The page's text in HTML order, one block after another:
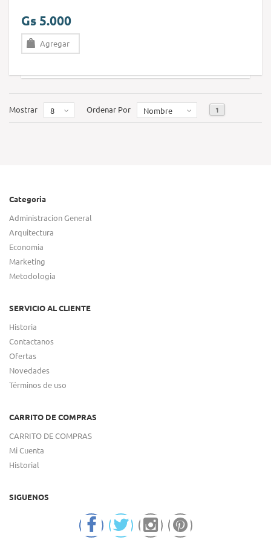
Gs 5.000
Agregar
Mostrar 8 Ordenar Por Nombre 1
Categoria
Administracion General
Arquitectura
Economia
Marketing
Metodologia
SERVICIO AL CLIENTE
Historia
Contactanos
Ofertas
Novedades
Términos de uso
CARRITO DE COMPRAS
CARRITO DE COMPRAS
Mi Cuenta
Historial
SIGUENOS